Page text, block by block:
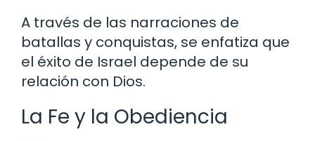
A través de las narraciones de
batallas y conquistas, se enfatiza que
el éxito de Israel depende de su
relación con Dios.
La Fe y la Obediencia